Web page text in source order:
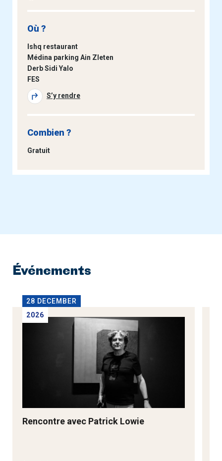
Où ?
Ishq restaurant
Médina parking Ain Zleten
Derb Sidi Yalo
FES
S’y rendre
Combien ?
Gratuit
Événements
28 DECEMBER
2026
Rencontre avec Patrick Lowie